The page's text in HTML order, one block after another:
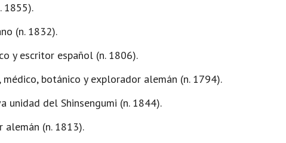
1855).
(n. 1832).
y escritor español (n. 1806).
botánico y explorador alemán (n. 1794).
unidad del Shinsengumi (n. 1844).
alemán (n. 1813).